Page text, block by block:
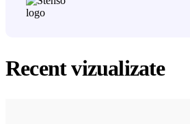
Recent vizualizate